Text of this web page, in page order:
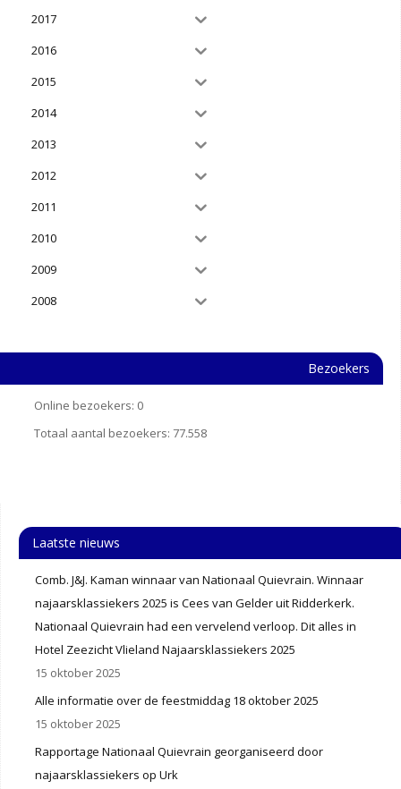
2017
2016
2015
2014
2013
2012
2011
2010
2009
2008
Bezoekers
Online bezoekers: 0
Totaal aantal bezoekers: 77.558
Laatste nieuws
Comb. J&J. Kaman winnaar van Nationaal Quievrain. Winnaar
najaarsklassiekers 2025 is Cees van Gelder uit Ridderkerk.
Nationaal Quievrain had een vervelend verloop. Dit alles in
Hotel Zeezicht Vlieland Najaarsklassiekers 2025
15 oktober 2025
Alle informatie over de feestmiddag 18 oktober 2025
15 oktober 2025
Rapportage Nationaal Quievrain georganiseerd door
najaarsklassiekers op Urk